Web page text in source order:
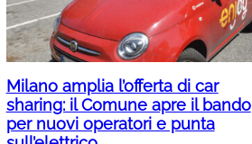
Milano amplia l’offerta di car
sharing: il Comune apre il bando
per nuovi operatori e punta